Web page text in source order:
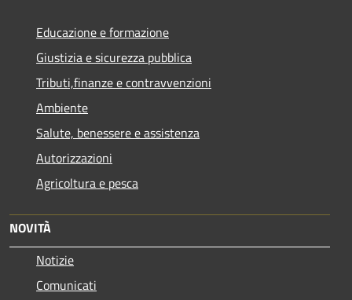
Educazione e formazione
Giustizia e sicurezza pubblica
Tributi,finanze e contravvenzioni
Ambiente
Salute, benessere e assistenza
Autorizzazioni
Agricoltura e pesca
NOVITÀ
Notizie
Comunicati